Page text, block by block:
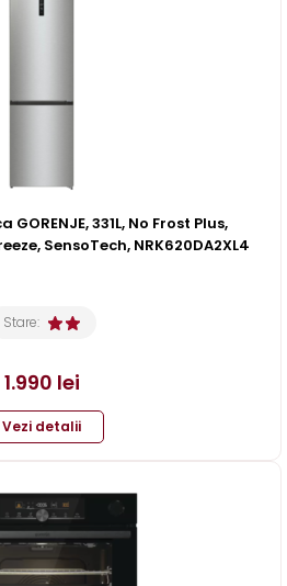
331L, No Frost Plus,
SensoTech, NRK620DA2XL4
Stare:
1.990 lei
Vezi detalii